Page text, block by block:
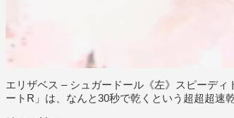
エリザベス – シュガードール《左》スピーデ
ートR」は、なんと30秒で乾くという超超超速